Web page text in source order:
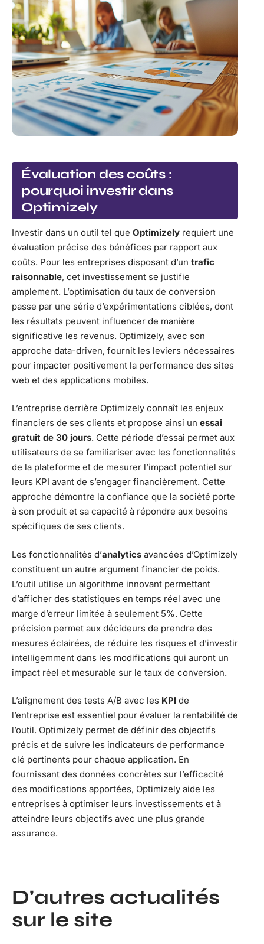
Évaluation des coûts :
pourquoi investir dans
Optimizely
Investir dans un outil tel que Optimizely requiert une
évaluation précise des bénéfices par rapport aux
coûts. Pour les entreprises disposant d’un trafic
raisonnable, cet investissement se justifie
amplement. L’optimisation du taux de conversion
passe par une série d’expérimentations ciblées, dont
les résultats peuvent influencer de manière
significative les revenus. Optimizely, avec son
approche data-driven, fournit les leviers nécessaires
pour impacter positivement la performance des sites
web et des applications mobiles.
L’entreprise derrière Optimizely connaît les enjeux
financiers de ses clients et propose ainsi un essai
gratuit de 30 jours. Cette période d’essai permet aux
utilisateurs de se familiariser avec les fonctionnalités
de la plateforme et de mesurer l’impact potentiel sur
leurs KPI avant de s’engager financièrement. Cette
approche démontre la confiance que la société porte
à son produit et sa capacité à répondre aux besoins
spécifiques de ses clients.
Les fonctionnalités d’analytics avancées d’Optimizely
constituent un autre argument financier de poids.
L’outil utilise un algorithme innovant permettant
d’afficher des statistiques en temps réel avec une
marge d’erreur limitée à seulement 5%. Cette
précision permet aux décideurs de prendre des
mesures éclairées, de réduire les risques et d’investir
intelligemment dans les modifications qui auront un
impact réel et mesurable sur le taux de conversion.
L’alignement des tests A/B avec les KPI de
l’entreprise est essentiel pour évaluer la rentabilité de
l’outil. Optimizely permet de définir des objectifs
précis et de suivre les indicateurs de performance
clé pertinents pour chaque application. En
fournissant des données concrètes sur l’efficacité
des modifications apportées, Optimizely aide les
entreprises à optimiser leurs investissements et à
atteindre leurs objectifs avec une plus grande
assurance.
D'autres actualités
sur le site